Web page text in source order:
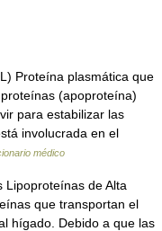
Proteína plasmática que
(apoproteína)
para estabilizar las
involucrada en el
médico
de Alta
que transportan el
hígado. Debido a que las